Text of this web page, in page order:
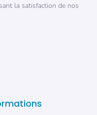
la satisfaction de nos